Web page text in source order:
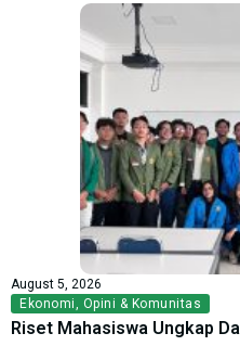
August 5, 2026
Ekonomi, Opini & Komunitas
Riset Mahasiswa Ungkap